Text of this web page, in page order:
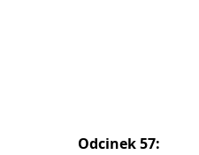
Odcinek 57: